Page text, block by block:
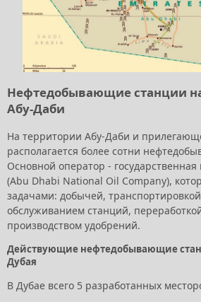
Нефтедобывающие станции
Абу-Даби
На территории Абу-Даби и
располагается более сотни
Основной оператор - государственная
(Abu Dhabi National Oil Company),
задачами: добычей,
обслуживанием станций,
производством удобрений.
Действующие нефтедобывающие
Дубая
В Дубае всего 5 разработанных